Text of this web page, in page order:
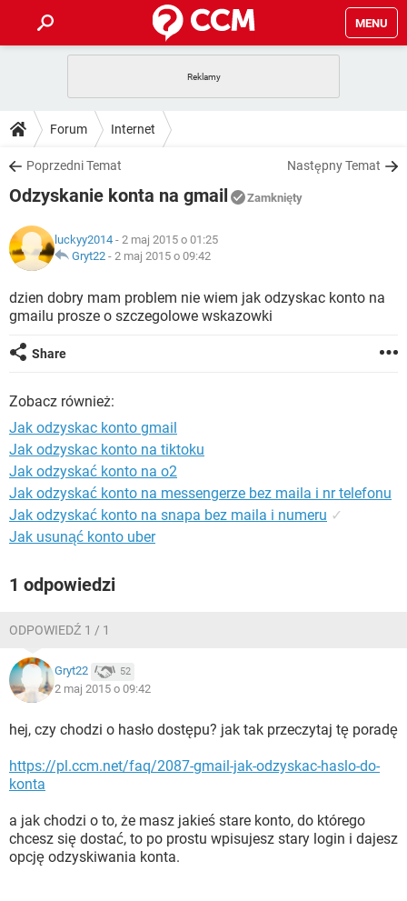
MENU
GRY
SPOTIFY
INSTAGRAM FACEBOOK
WINDOWS 10
PORADY
PlayStation
INSTAGRAM FACEBOOK
WINDOWS 10
DO POBRANIA
ANDROID TIKTOK
GRY
IOS
INSTAGRAM FACEBOOK
WINDOWS 10
FORUM
COVID-19 TIKTOK
GRY
SPOTIFY NETFLIX
ARTYKUŁY
COVID-19 TIKTOK
GRY WHATSAPP
SPOTIFY
Forum Internet
Poprzedni Temat Następny Temat
Odzyskanie konta na gmail Zamknięty
luckyy2014 - 2 maj 2015 o 01:25
Gryt22 - 2 maj 2015 o 09:42
dzien dobry mam problem nie wiem jak odzyskac konto na
gmailu prosze o szczegolowe wskazowki
Share
Zobacz również:
Jak odzyskac konto gmail
Jak odzyskac konto na tiktoku
Jak odzyskać konto na o2
Jak odzyskać konto na messengerze bez maila i nr telefonu
Jak odzyskać konto na snapa bez maila i numeru ✓
Jak usunąć konto uber
1 odpowiedzi
ODPOWIEDŹ 1 / 1
Gryt22 52
2 maj 2015 o 09:42
hej, czy chodzi o hasło dostępu? jak tak przeczytaj tę poradę
https://pl.ccm.net/faq/2087-gmail-jak-odzyskac-haslo-do-
konta
a jak chodzi o to, że masz jakieś stare konto, do którego
chcesz się dostać, to po prostu wpisujesz stary login i dajesz
opcję odzyskiwania konta.